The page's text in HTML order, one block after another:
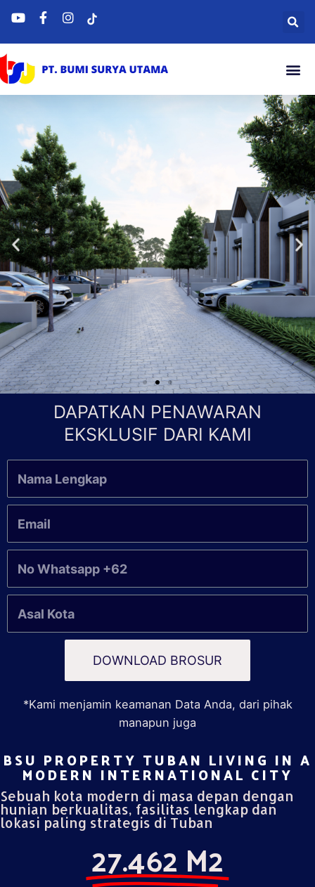
DAPATKAN PENAWARAN
EKSKLUSIF DARI KAMI
DOWNLOAD BROSUR
*Kami menjamin keamanan Data Anda, dari pihak
manapun juga
BSU PROPERTY TUBAN LIVING IN A
MODERN INTERNATIONAL CITY​
Sebuah kota modern di masa depan dengan
hunian berkualitas, fasilitas lengkap dan
lokasi paling strategis di Tuban
27.462 M2